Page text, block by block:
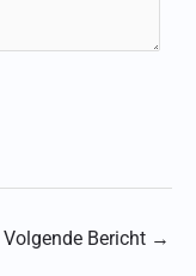
Volgende Bericht →